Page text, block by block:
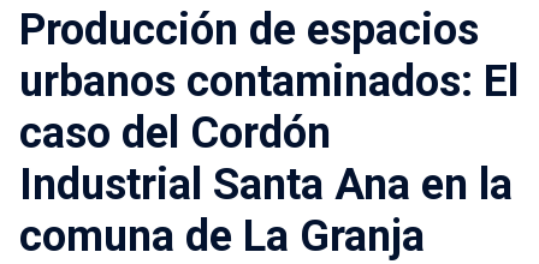
FACULTAD DE ARQUITECTURA, DISEÑO Y ESTUDIOS URBANOS
Producción de espacios
urbanos contaminados: El
caso del Cordón
Industrial Santa Ana en la
comuna de La Granja